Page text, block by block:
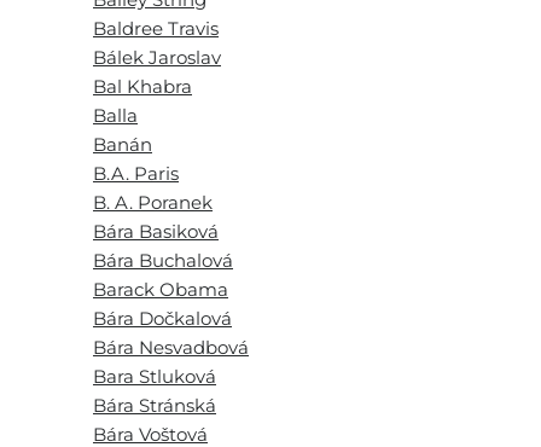
Baldree Travis
Bálek Jaroslav
Bal Khabra
Balla
Banán
B.A. Paris
B. A. Poranek
Bára Basiková
Bára Buchalová
Barack Obama
Bára Dočkalová
Bára Nesvadbová
Bara Stluková
Bára Stránská
Bára Voštová